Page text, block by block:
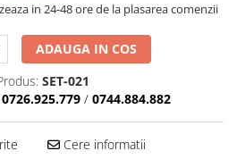
in 24-48 ore de la plasarea comenzii
ADAUGA IN COS
SET-021
0726.925.779 / 0744.884.882
Cere informatii